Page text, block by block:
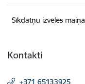
Sīkdatņu izvēles maiņa
Kontakti
+371 65133925